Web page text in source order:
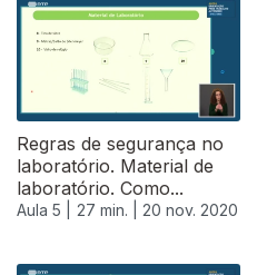
Regras de segurança no
laboratório. Material de
laboratório. Como...
Aula 5 | 27 min. | 20 nov. 2020